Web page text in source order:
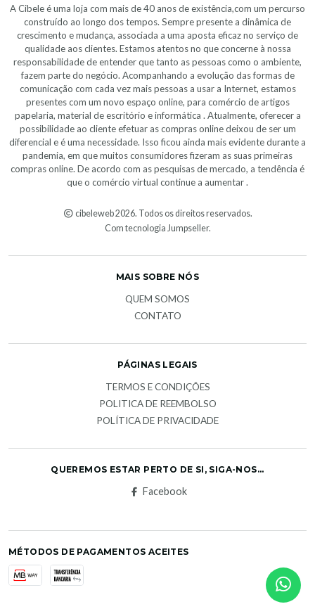
A Cibele é uma loja com mais de 40 anos de existência,com um percurso
construído ao longo dos tempos. Sempre presente a dinâmica de
crescimento e mudança, associada a uma aposta eficaz no serviço de
qualidade aos clientes. Estamos atentos no que concerne à nossa
responsabilidade de entender que tanto as pessoas como o ambiente,
fazem parte do negócio. Acompanhando a evolução das formas de
comunicação com cada vez mais pessoas a usar a Internet, estamos
presentes com um novo espaço online, para comércio de artigos
papelaria, material de escritório e informática . Atualmente, oferecer a
possibilidade ao cliente efetuar as compras online deixou de ser um
diferencial e é uma necessidade. Isso ficou ainda mais evidente durante a
pandemia, em que muitos consumidores fizeram as suas primeiras
compras online. De acordo com as pesquisas de mercado, a tendência é
que o comércio virtual continue a aumentar .
cibeleweb 2026. Todos os direitos reservados.
Com tecnologia Jumpseller.
MAIS SOBRE NÓS
QUEM SOMOS
CONTATO
PÁGINAS LEGAIS
TERMOS E CONDIÇÕES
POLITICA DE REEMBOLSO
POLÍTICA DE PRIVACIDADE
QUEREMOS ESTAR PERTO DE SI, SIGA-NOS...
Facebook
MÉTODOS DE PAGAMENTOS ACEITES